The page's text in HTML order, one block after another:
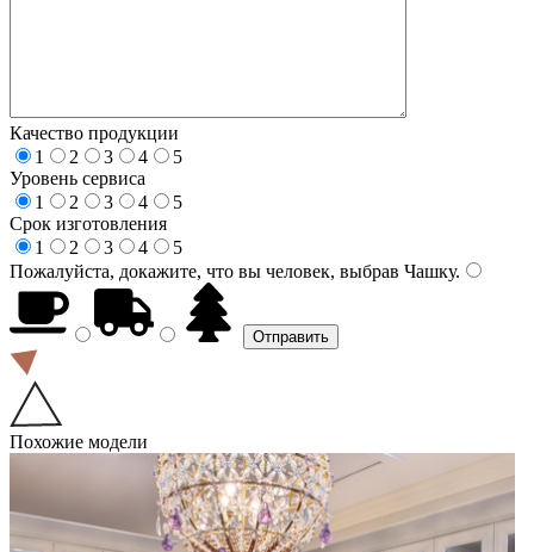
Качество продукции
1
2 3 4
5
Уровень сервиса
1
2 3 4
5
Срок изготовления
1
2 3 4
5
Пожалуйста, докажите, что вы человек, выбрав Чашку.
Похожие модели